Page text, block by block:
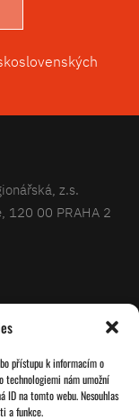
přístupu k informacím o
technologiemi nám umožní
ID na tomto webu. Nesouhlas
a funkce.
z.s.
120 00 PRAHA 2
legionářů